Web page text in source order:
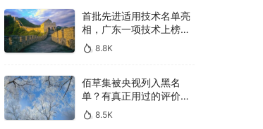
首批先进适用技术名单亮
相，广东一项技术上榜，
有何独特之处？
8.8K
佰草集被央视列入黑名
单？有真正用过的评价
吗？8.5K